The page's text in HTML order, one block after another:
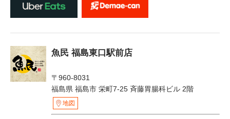
魚民 福島東口駅前店
〒960-8031
福島県 福島市 栄町7-25 斉藤胃腸科ビル 2階
地図